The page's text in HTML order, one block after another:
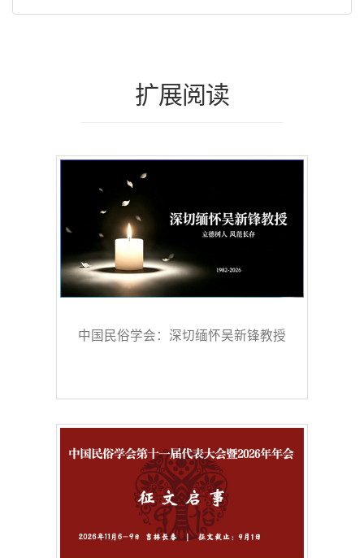
扩展阅读
中国民俗学会：深切缅怀吴新锋教授